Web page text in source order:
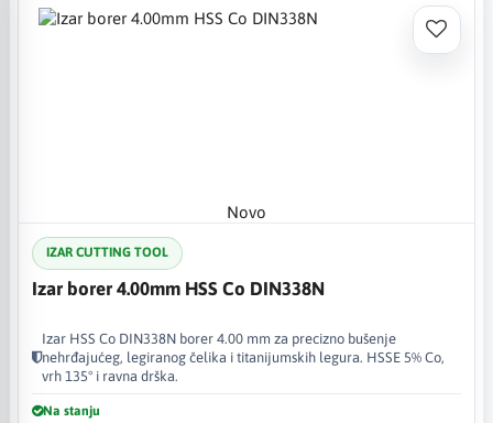
Novo
IZAR CUTTING TOOL
Izar borer 4.00mm HSS Co DIN338N
Izar HSS Co DIN338N borer 4.00 mm za precizno bušenje
nehrđajućeg, legiranog čelika i titanijumskih legura. HSSE 5% Co,
vrh 135° i ravna drška.
Na stanju